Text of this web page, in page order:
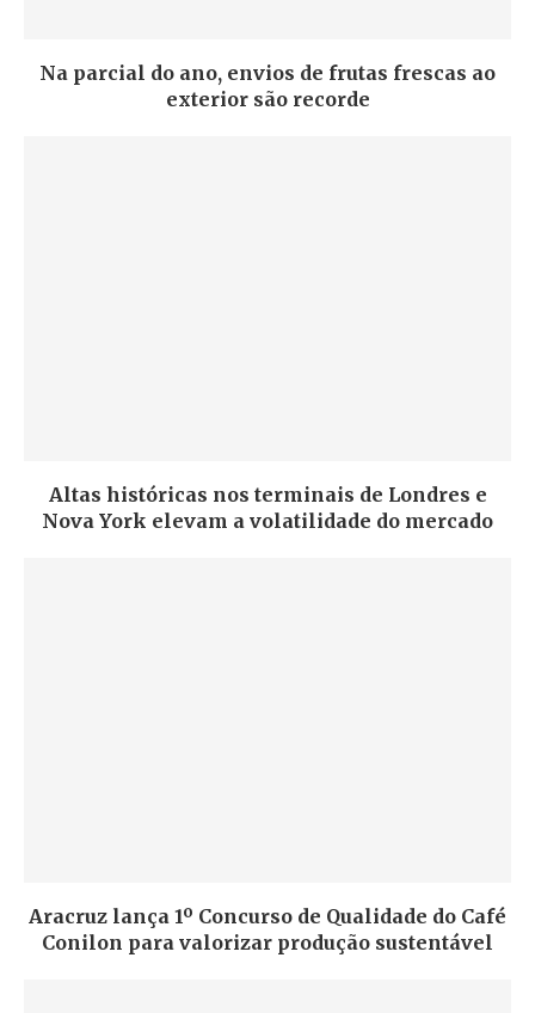
Na parcial do ano, envios de frutas frescas ao
exterior são recorde
Altas históricas nos terminais de Londres e
Nova York elevam a volatilidade do mercado
Aracruz lança 1º Concurso de Qualidade do Café
Conilon para valorizar produção sustentável